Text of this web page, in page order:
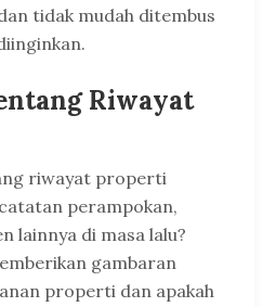
tidak mudah ditembus
Riwayat
riwayat properti
perampokan,
lainnya di masa lalu?
gambaran
properti dan apakah